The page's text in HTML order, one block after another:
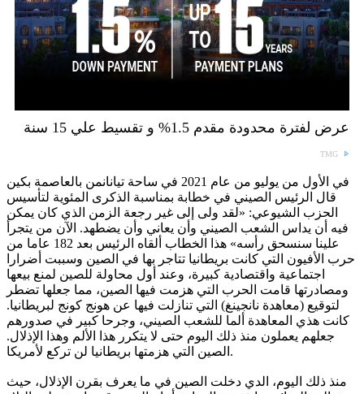
عرض لفترة محدودة مقدم 1.5% و تقسيط علي 15 سنة
TMG
في الأول من يوليو من عام 2021 في ساحة تيانانمن بالعاصمة بكين
قال الرئيس الصيني في خطابة بمناسبة الذكرى المئوية لتأسيس
الحزب الشيوعي: «لقد ولى إلى غير رجعة الزمن الذي كان يمكن
فيه أن يداس الشعب الصيني وأن يعاني وأن يضطهد. الآن من يتجرأ
علينا سنسحق رأسه» هذا الخطاب ألقاه الرئيس بعد 182 عاما من
حرب الأفيون التي كانت بريطانيا تتاجر بها في الصين وسببت أضرارا
اجتماعية واقتصادية كبيرة، وعند أول محاولة للصين لمنع بيعها
ومصادرتها قامت الحرب التي هزمت فيها الصين، مما جعلها تضطر
لتوقيع (معاهدة نانجينغ) التي تنازلت فيها عن هونج كونج لبريطانيا.
كانت هذي المعاهدة ألما للشعب الصيني، وجرحا كبير في صدورهم
جعلهم يعملون منذ ذلك اليوم حتى لا يتكرر هذا الألم وهذا الإذلال.
الصين التي هزمتها بريطانيا لن تركع لأمريكا.
منذ ذلك اليوم، الدي دخلت الصين في ما يعرف بقرن الإذلال، حيث